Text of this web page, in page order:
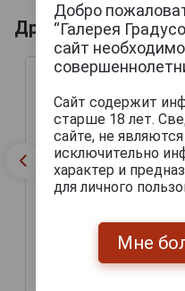
Другие продукты
Embrasse Пиво Эмбрас
0.33л
Добро
“Галерея
сайт
Сайт содержит
старше 18 лет.
сайте, не
исключительно
характер и
для личного
Мне